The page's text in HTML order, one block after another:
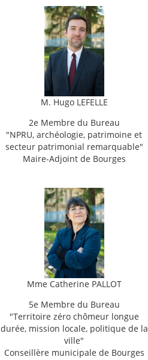
M. Hugo LEFELLE
2e Membre du Bureau
"NPRU, archéologie, patrimoine et
secteur patrimonial remarquable"
Maire-Adjoint de Bourges
Mme Catherine PALLOT
5e Membre du Bureau
"Territoire zéro chômeur longue
durée, mission locale, politique de la
ville"
Conseillère municipale de Bourges